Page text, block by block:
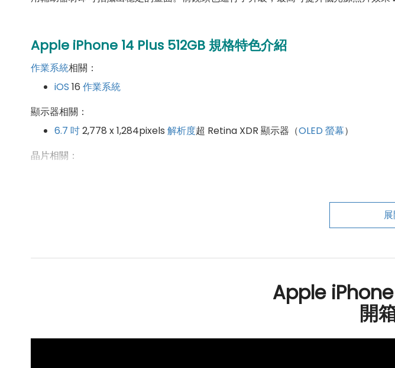
Apple iPhone 14 Plus 512GB 規格特色介紹
作業系統相關：
iOS 16 作業系統
顯示器相關：
6.7 吋2,778 x 1,284pixels 解析度超 Retina XDR 顯示器（OLED 螢幕）
晶片相關：
前置 1,200 萬畫素原深感測相機
Apple
開